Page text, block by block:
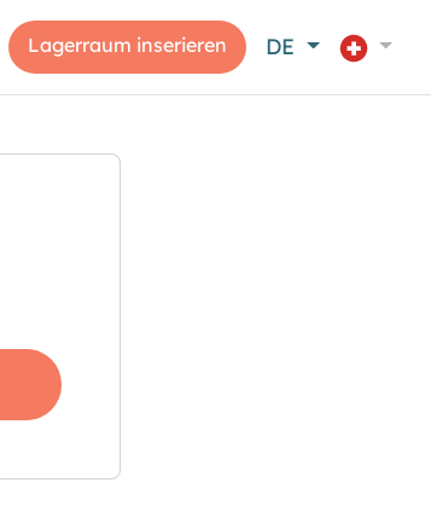
Lagerraum inserieren DE